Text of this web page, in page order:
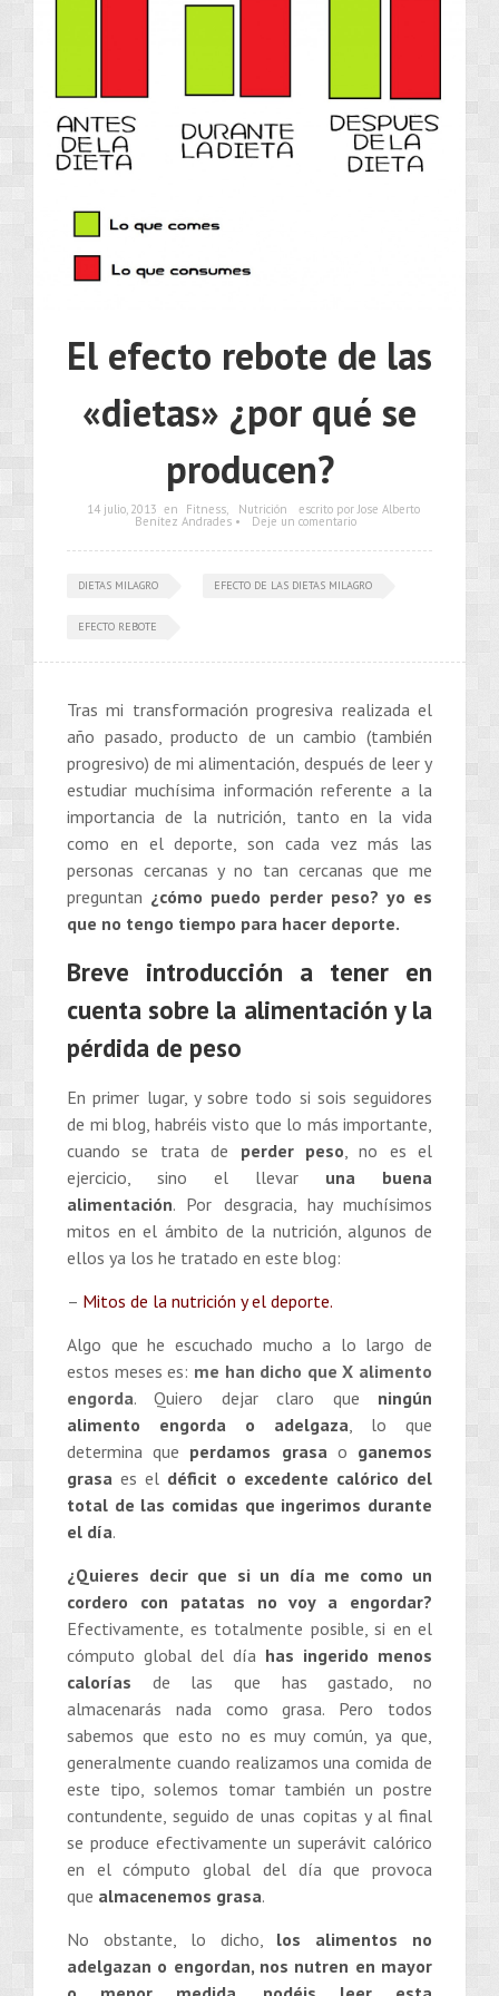
El efecto rebote de las
«dietas» ¿por qué se
producen?
14 julio, 2013 en Fitness, Nutrición escrito por Jose Alberto
Benítez Andrades • Deje un comentario
DIETAS MILAGRO EFECTO DE LAS DIETAS MILAGRO
EFECTO REBOTE
Tras mi transformación progresiva realizada el
año pasado, producto de un cambio (también
progresivo) de mi alimentación, después de leer y
estudiar muchísima información referente a la
importancia de la nutrición, tanto en la vida
como en el deporte, son cada vez más las
personas cercanas y no tan cercanas que me
preguntan ¿cómo puedo perder peso? yo es
que no tengo tiempo para hacer deporte.
Breve introducción a tener en
cuenta sobre la alimentación y la
pérdida de peso
En primer lugar, y sobre todo si sois seguidores
de mi blog, habréis visto que lo más importante,
cuando se trata de perder peso, no es el
ejercicio, sino el llevar una buena
alimentación. Por desgracia, hay muchísimos
mitos en el ámbito de la nutrición, algunos de
ellos ya los he tratado en este blog:
– Mitos de la nutrición y el deporte.
Algo que he escuchado mucho a lo largo de
estos meses es: me han dicho que X alimento
engorda. Quiero dejar claro que ningún
alimento engorda o adelgaza, lo que
determina que perdamos grasao ganemos
grasa es el déficit o excedente calórico del
total de las comidas que ingerimos durante
el día.
¿Quieres decir que si un día me como un
cordero con patatas no voy a engordar?
Efectivamente, es totalmente posible, si en el
cómputo global del día has ingerido menos
calorías de las que has gastado, no
almacenarás nada como grasa. Pero todos
sabemos que esto no es muy común, ya que,
generalmente cuando realizamos una comida de
este tipo, solemos tomar también un postre
contundente, seguido de unas copitas y al final
se produce efectivamente un superávit calórico
en el cómputo global del día que provoca
que almacenemos grasa.
No obstante, lo dicho, los alimentos no
adelgazan o engordan, nos nutren en mayor